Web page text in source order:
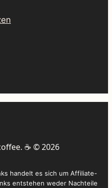
☕️ © 2026
handelt es sich um Affiliate-
entstehen weder Nachteile